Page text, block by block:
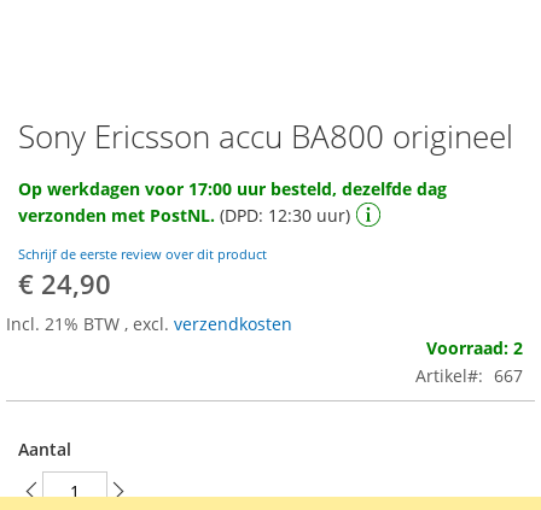
Ga
naar
het
begin
van
de
afbeeldingen-
gallerij
Sony Ericsson accu BA800 origineel
Op werkdagen voor 17:00 uur besteld, dezelfde dag
verzonden met PostNL. (DPD: 12:30 uur)
Schrijf de eerste review over dit product
€ 24,90
Incl. 21% BTW , excl. verzendkosten
Voorraad: 2
Artikel
667
Aantal